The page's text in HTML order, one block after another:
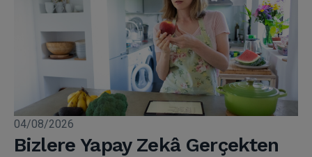
04/08/2026
Bizlere Yapay Zekâ Gerçekten